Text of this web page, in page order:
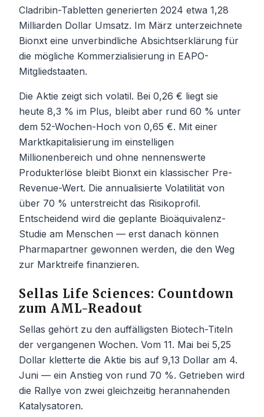
Cladribin-Tabletten generierten 2024 etwa 1,28
Milliarden Dollar Umsatz. Im März unterzeichnete
Bionxt eine unverbindliche Absichtserklärung für
die mögliche Kommerzialisierung in EAPO-
Mitgliedstaaten.
Die Aktie zeigt sich volatil. Bei 0,26 € liegt sie
heute 8,3 % im Plus, bleibt aber rund 60 % unter
dem 52-Wochen-Hoch von 0,65 €. Mit einer
Marktkapitalisierung im einstelligen
Millionenbereich und ohne nennenswerte
Produkterlöse bleibt Bionxt ein klassischer Pre-
Revenue-Wert. Die annualisierte Volatilität von
über 70 % unterstreicht das Risikoprofil.
Entscheidend wird die geplante Bioäquivalenz-
Studie am Menschen — erst danach können
Pharmapartner gewonnen werden, die den Weg
zur Marktreife finanzieren.
Sellas Life Sciences: Countdown
zum AML-Readout
Sellas gehört zu den auffälligsten Biotech-Titeln
der vergangenen Wochen. Vom 11. Mai bei 5,25
Dollar kletterte die Aktie bis auf 9,13 Dollar am 4.
Juni — ein Anstieg von rund 70 %. Getrieben wird
die Rallye von zwei gleichzeitig herannahenden
Katalysatoren.